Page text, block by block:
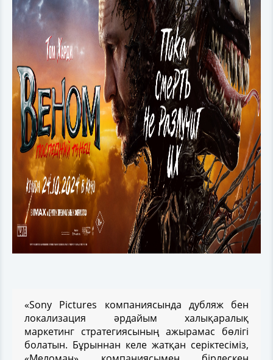
«Sony Pictures компаниясында дубляж бен
локализация әрдайым халықаралық
маркетинг стратегиясының ажырамас бөлігі
болатын. Бұрыннан келе жатқан серіктесіміз,